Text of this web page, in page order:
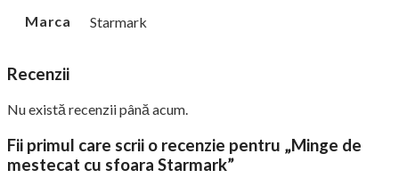
Marca Starmark
Recenzii
Nu există recenzii până acum.
Fii primul care scrii o recenzie pentru „Minge de
mestecat cu sfoara Starmark”